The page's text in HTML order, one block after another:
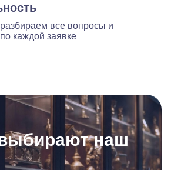
все вопросы и
каждой заявке
наш